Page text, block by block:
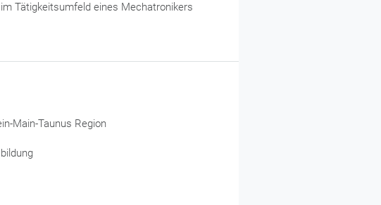
Tätigkeitsumfeld eines Mechatronikers
Main-Taunus Region